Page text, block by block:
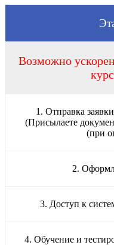
Возможно
1. Отправка
(Присылаете
(при
2.
3. Доступ к
4. Обучение и